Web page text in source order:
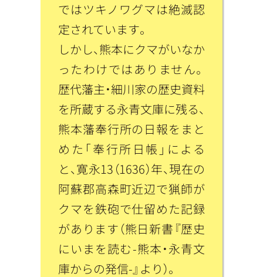
ではツキノワグマは絶滅認
定されています。
しかし、熊本にクマがいなか
ったわけではありません。
歴代藩主・細川家の歴史資料
を所蔵する永青文庫に残る、
熊本藩奉行所の日報をまと
めた「奉行所日帳」による
と、寛永13（1636）年、現在の
阿蘇郡高森町近辺で猟師が
クマを鉄砲で仕留めた記録
があります（熊日新書『歴史
にいまを読む-熊本・永青文
庫からの発信-』より）。